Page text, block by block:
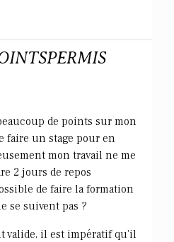
de points sur mon
faire un stage pour en
mon travail ne me
2 jours de repos
de faire la formation
se suivent pas ?
valide, il est impératif qu'il